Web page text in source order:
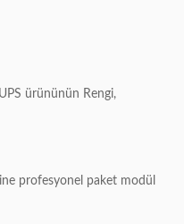
ürününün Rengi,
profesyonel paket modül